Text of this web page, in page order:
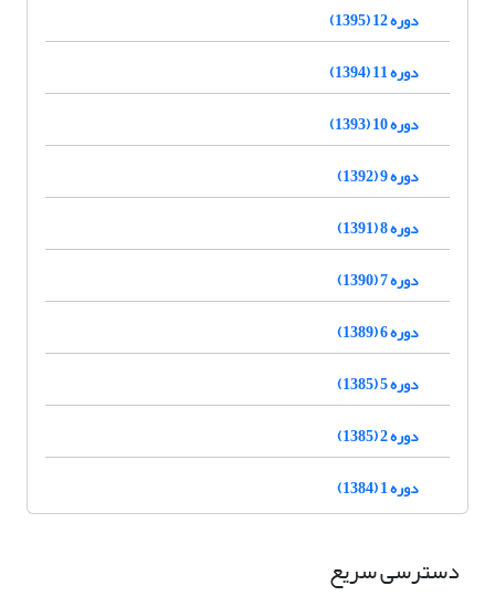
دوره 12 (1395)
دوره 11 (1394)
دوره 10 (1393)
دوره 9 (1392)
دوره 8 (1391)
دوره 7 (1390)
دوره 6 (1389)
دوره 5 (1385)
دوره 2 (1385)
دوره 1 (1384)
دسترسی سریع